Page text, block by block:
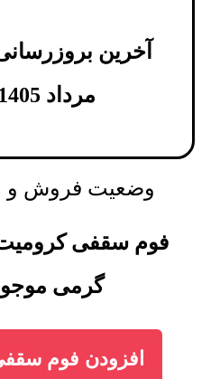
مرداد 1405 است.
وضعیت فروش و
گرمی